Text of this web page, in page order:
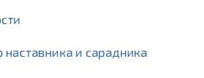
наставника и сарадника